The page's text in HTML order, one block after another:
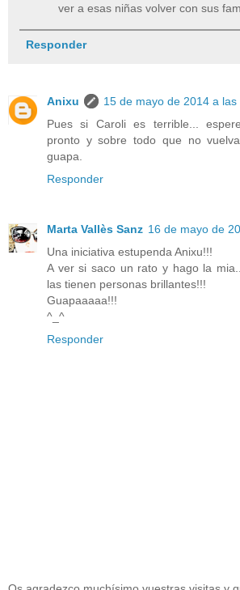
ver a esas niñas volver con sus
Responder
Anixu
15 de mayo de 2014 a las
Pues si Caroli es terrible...
pronto y sobre todo que no
guapa.
Responder
Marta Vallès Sanz 16 de mayo de
Una iniciativa estupenda Anixu!!!
A ver si saco un rato y hago la
las tienen personas brillantes!!!
Guapaaaaa!!!
^_^
Responder